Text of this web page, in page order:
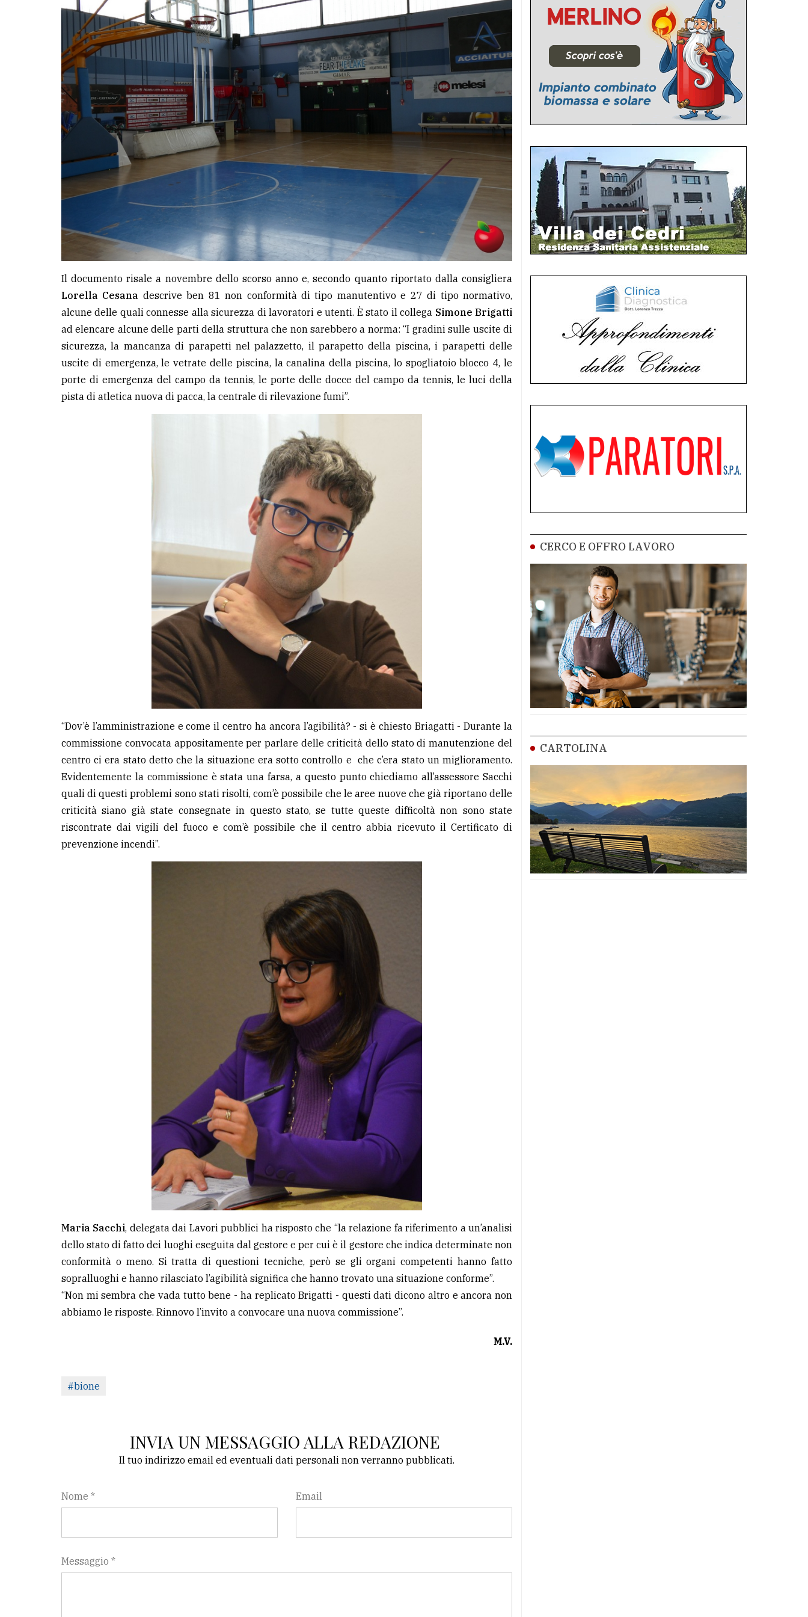
Il documento risale a novembre dello scorso anno e, secondo quanto riportato dalla consigliera
Lorella Cesana descrive ben 81 non conformità di tipo manutentivo e 27 di tipo normativo,
alcune delle quali connesse alla sicurezza di lavoratori e utenti. È stato il collega Simone Brigatti
ad elencare alcune delle parti della struttura che non sarebbero a norma: “I gradini sulle uscite di
sicurezza, la mancanza di parapetti nel palazzetto, il parapetto della piscina, i parapetti delle
uscite di emergenza, le vetrate delle piscina, la canalina della piscina, lo spogliatoio blocco 4, le
porte di emergenza del campo da tennis, le porte delle docce del campo da tennis, le luci della
pista di atletica nuova di pacca, la centrale di rilevazione fumi”.
“Dov’è l’amministrazione e come il centro ha ancora l’agibilità? - si è chiesto Briagatti - Durante la
commissione convocata appositamente per parlare delle criticità dello stato di manutenzione del
centro ci era stato detto che la situazione era sotto controllo e che c’era stato un miglioramento.
Evidentemente la commissione è stata una farsa, a questo punto chiediamo all’assessore Sacchi
quali di questi problemi sono stati risolti, com’è possibile che le aree nuove che già riportano delle
criticità siano già state consegnate in questo stato, se tutte queste difficoltà non sono state
riscontrate dai vigili del fuoco e com’è possibile che il centro abbia ricevuto il Certificato di
prevenzione incendi”.
Maria Sacchi, delegata dai Lavori pubblici ha risposto che “la relazione fa riferimento a un’analisi
dello stato di fatto dei luoghi eseguita dal gestore e per cui è il gestore che indica determinate non
conformità o meno. Si tratta di questioni tecniche, però se gli organi competenti hanno fatto
sopralluoghi e hanno rilasciato l’agibilità significa che hanno trovato una situazione conforme”.
“Non mi sembra che vada tutto bene - ha replicato Brigatti - questi dati dicono altro e ancora non
abbiamo le risposte. Rinnovo l’invito a convocare una nuova commissione”.
M.V.
#bione
INVIA UN MESSAGGIO ALLA REDAZIONE
Il tuo indirizzo email ed eventuali dati personali non verranno pubblicati.
Nome * Email
Messaggio *
CERCO E OFFRO LAVORO
CARTOLINA